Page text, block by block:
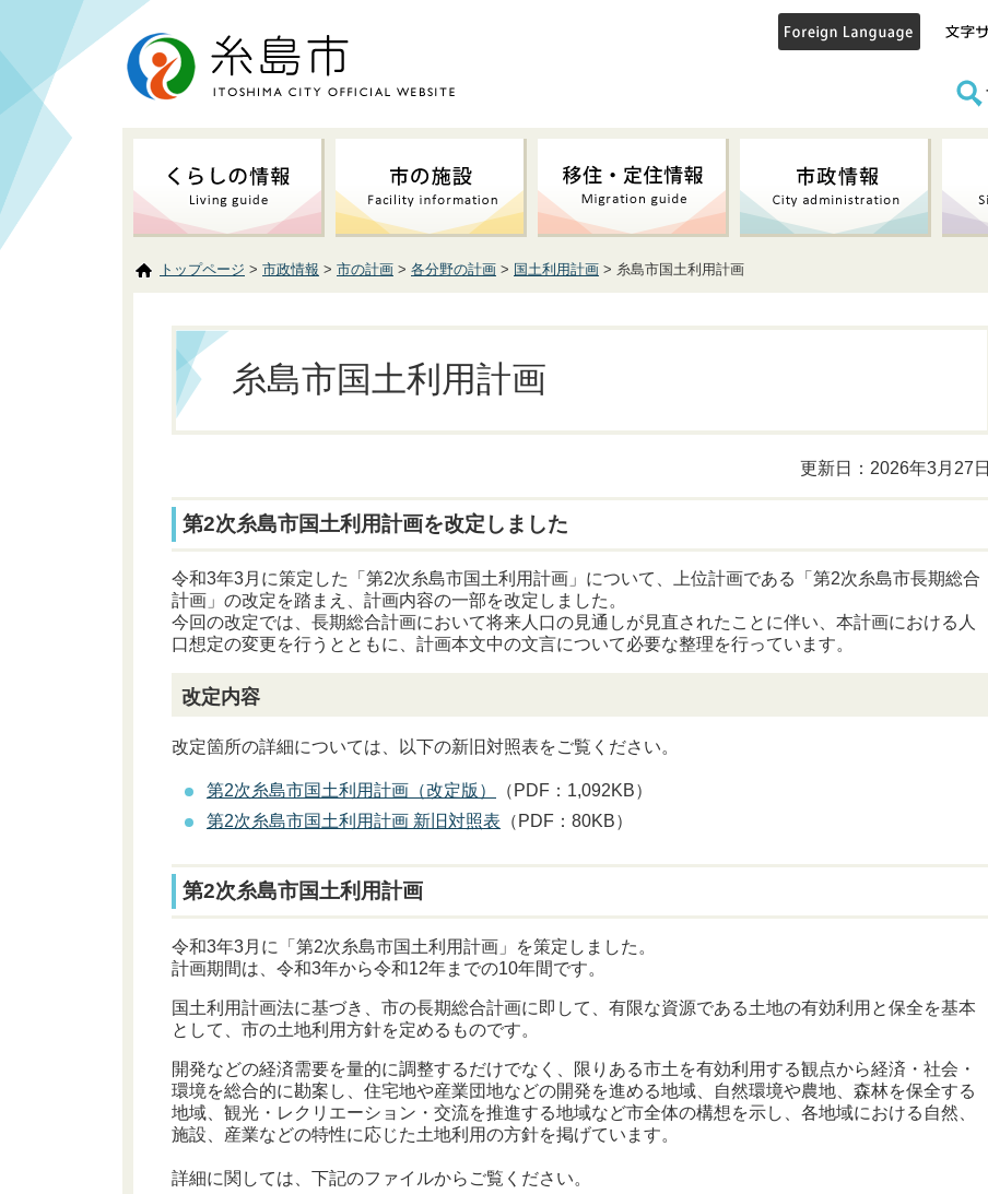
トップページ > 市政情報 > 市の計画 > 各分野の計画 > 国土利用計画 > 糸島市国土利用計画
糸島市国土利用計画
更新日：2026年3月27日
第2次糸島市国土利用計画を改定しました
令和3年3月に策定した「第2次糸島市国土利用計画」について、上位計画である「第2次糸島市長期総合
計画」の改定を踏まえ、計画内容の一部を改定しました。
今回の改定では、長期総合計画において将来人口の見通しが見直されたことに伴い、本計画における人
口想定の変更を行うとともに、計画本文中の文言について必要な整理を行っています。
改定内容
改定箇所の詳細については、以下の新旧対照表をご覧ください。
第2次糸島市国土利用計画（改定版）
（PDF：1,092KB）
第2次糸島市国土利用計画 新旧対照表 （PDF：80KB）
第2次糸島市国土利用計画
令和3年3月に「第2次糸島市国土利用計画」を策定しました。
計画期間は、令和3年から令和12年までの10年間です。
国土利用計画法に基づき、市の長期総合計画に即して、有限な資源である土地の有効利用と保全を基本
として、市の土地利用方針を定めるものです。
開発などの経済需要を量的に調整するだけでなく、限りある市土を有効利用する観点から経済・社会・
環境を総合的に勘案し、住宅地や産業団地などの開発を進める地域、自然環境や農地、森林を保全する
地域、観光・レクリエーション・交流を推進する地域など市全体の構想を示し、各地域における自然、
施設、産業などの特性に応じた土地利用の方針を掲げています。
詳細に関しては、下記のファイルからご覧ください。